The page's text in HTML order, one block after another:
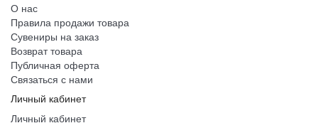
О нас
Правила продажи товара
Сувениры на заказ
Возврат товара
Публичная оферта
Связаться с нами
Личный кабинет
Личный кабинет